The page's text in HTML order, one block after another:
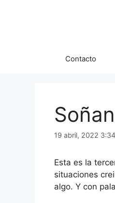
Contacto
19 abril, 2022
Esta es la
situaciones
algo. Y con